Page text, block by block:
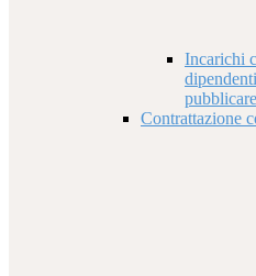
Incarichi
Contrattazione